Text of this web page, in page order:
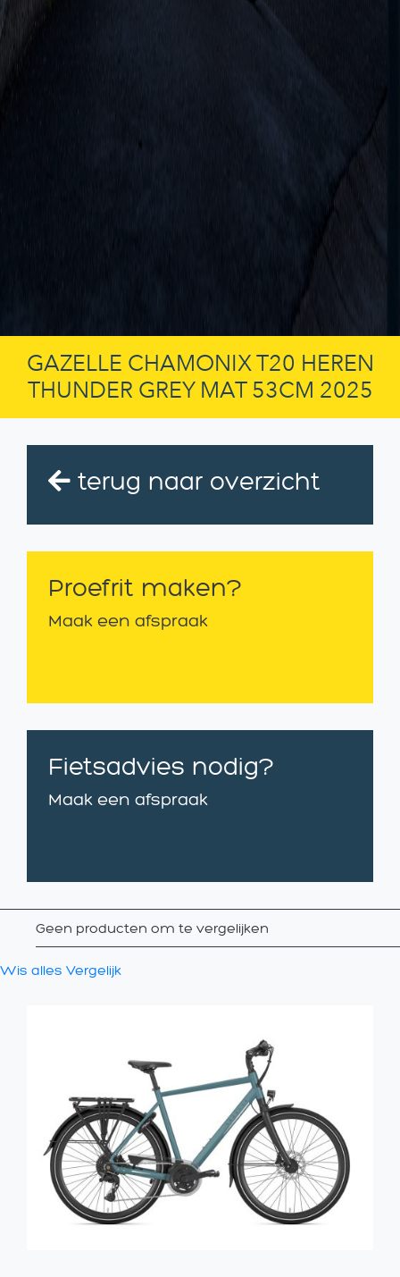
GAZELLE CHAMONIX T20 HEREN
THUNDER GREY MAT 53CM 2025
terug naar overzicht
Proefrit maken?
Maak een afspraak
Fietsadvies nodig?
Maak een afspraak
Geen producten om te vergelijken
Wis alles Vergelijk